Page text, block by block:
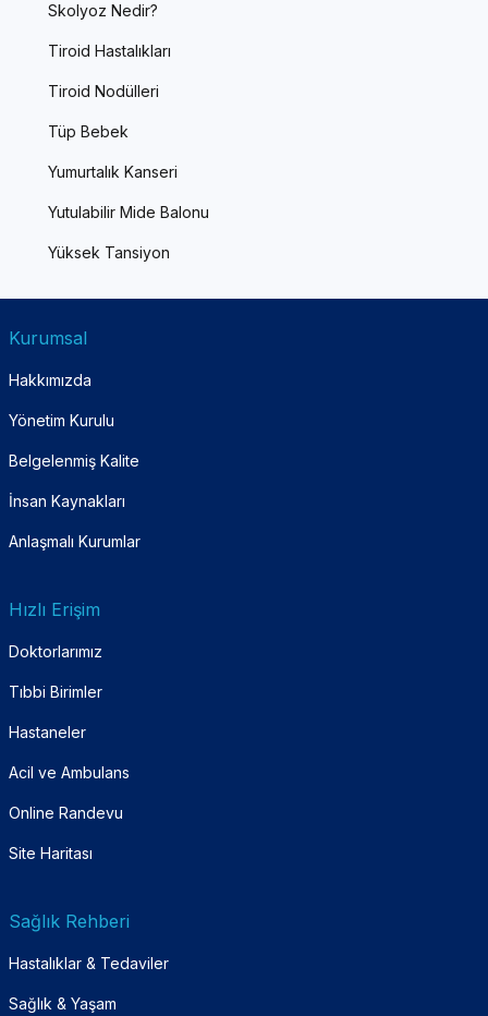
Skolyoz Nedir?
Tiroid Hastalıkları
Tiroid Nodülleri
Tüp Bebek
Yumurtalık Kanseri
Yutulabilir Mide Balonu
Yüksek Tansiyon
Kurumsal
Hakkımızda
Yönetim Kurulu
Belgelenmiş Kalite
İnsan Kaynakları
Anlaşmalı Kurumlar
Hızlı Erişim
Doktorlarımız
Tıbbi Birimler
Hastaneler
Acil ve Ambulans
Online Randevu
Site Haritası
Sağlık Rehberi
Hastalıklar & Tedaviler
Sağlık & Yaşam